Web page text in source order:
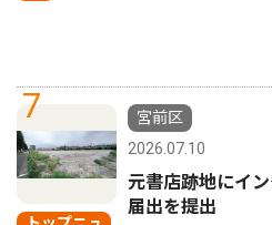
7
宮前区
2026.07.10
元書店跡地にイ
届出を提出